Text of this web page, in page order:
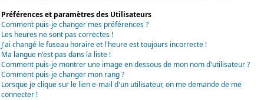
Préférences et paramètres des Utilisateurs
Comment puis-je changer mes préférences ?
Les heures ne sont pas correctes !
J'ai changé le fuseau horaire et l'heure est toujours incorrecte !
Ma langue n'est pas dans la liste !
Comment puis-je montrer une image en dessous de mon nom d'utilisateur ?
Comment puis-je changer mon rang ?
Lorsque je clique sur le lien e-mail d'un utilisateur, on me demande de me
connecter !